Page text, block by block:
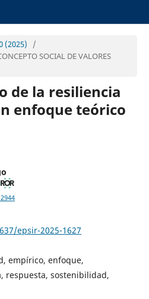
(2025)
/
SOCIAL DE VALORES
de la resiliencia
enfoque teórico
epsir-2025-1627
empírico, enfoque,
respuesta, sostenibilidad,